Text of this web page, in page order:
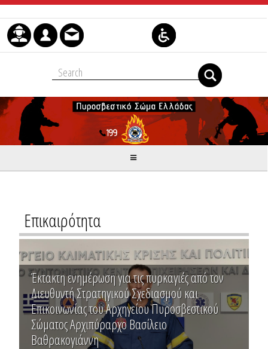
Μετάβαση στο περιεχόμενο
Επικαιρότητα
Έκτακτη ενημέρωση για τις πυρκαγιές από τον
Διευθυντή Στρατηγικού Σχεδιασμού και
Επικοινωνίας του Αρχηγείου Πυροσβεστικού
Σώματος Αρχιπύραρχο Βασίλειο
Βαθρακογιάννη